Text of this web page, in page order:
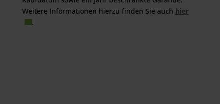
Weitere Informationen hierzu finden Sie auch hier
.